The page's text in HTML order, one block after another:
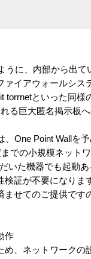
うに、内部から出
イアウォールシス
torrnetといった同
る巨大匿名掲示板
、One Point Wall
での小規模ネット
いた機器でも起動
証が不要になりま
せてのご提供です
作
、ネットワークの